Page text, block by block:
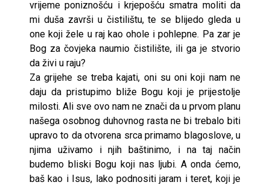
vrijeme poniznošću i krjepošću smatra moliti da
mi duša završi u čistilištu, te se blijedo gleda u
one koji žele u raj kao ohole i pohlepne. Pa zar je
Bog za čovjeka naumio čistilište, ili ga je stvorio
da živi u raju?
Za grijehe se treba kajati, oni su oni koji nam ne
daju da pristupimo bliže Bogu koji je prijestolje
milosti. Ali sve ovo nam ne znači da u prvom planu
našega osobnog duhovnog rasta ne bi trebalo biti
upravo to da otvorena srca primamo blagoslove, u
njima uživamo i njih baštinimo, i na taj način
budemo bliski Bogu koji nas ljubi. A onda ćemo,
baš kao i Isus, lako podnositi jaram i teret, koji je